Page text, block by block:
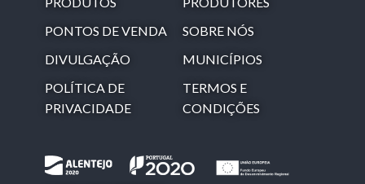
PONTOS DE VENDA
SOBRE NÓS
DIVULGAÇÃO
MUNICÍPIOS
POLÍTICA DE
PRIVACIDADE
TERMOS E
CONDIÇÕES